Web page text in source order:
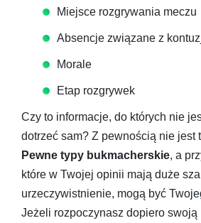
Miejsce rozgrywania meczu
Absencje związane z
Morale
Etap rozgrywek
Czy to informacje, do których nie
dotrzeć sam? Z pewnością nie jest
Pewne typy bukmacherskie, a
które w Twojej opinii mają duże
urzeczywistnienie, mogą być
Jeżeli rozpoczynasz dopiero swoją